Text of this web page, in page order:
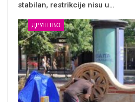
stabilan, restrikcije nisu u…
ДРУШТВО